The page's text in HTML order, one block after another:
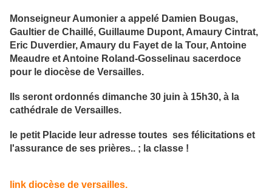
Monseigneur Aumonier a appelé Damien Bougas,
Gaultier de Chaillé, Guillaume Dupont, Amaury Cintrat,
Eric Duverdier, Amaury du Fayet de la Tour, Antoine
Meaudre et Antoine Roland-Gosselinau sacerdoce
pour le diocèse de Versailles.
Ils seront ordonnés dimanche 30 juin à 15h30, à la
cathédrale de Versailles.
le petit Placide leur adresse toutes ses félicitations et
l'assurance de ses prières.. ; la classe !
link diocèse de versailles.